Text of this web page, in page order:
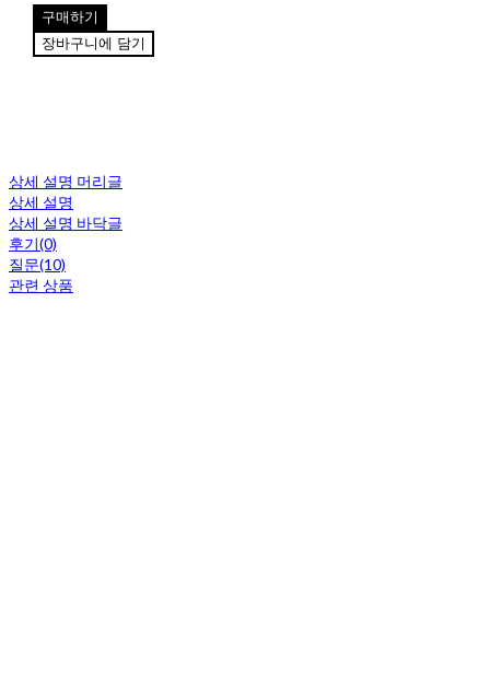
구매하기
장바구니에 담기
상세 설명 머리글
상세 설명
상세 설명 바닥글
후기(0)
질문(10)
관련 상품